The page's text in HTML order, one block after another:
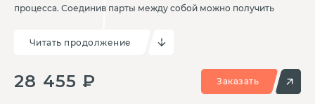
процесса. Соединив парты между собой можно получить
эффективно использовать пространство класса с разным
назначением. Эргономичный дизайн и прочная конструкция
имеет регулировки по высоте.
Читать продолжение
28 455 ₽ Заказать